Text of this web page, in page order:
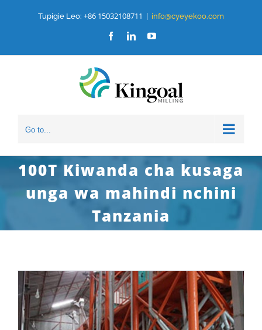
Tupigie Leo: +86 15032108711 info@cyeyekoo.com
FacebookLinkedInYouTube
Go to...
100T Kiwanda cha kusaga
unga wa mahindi nchini
Tanzania